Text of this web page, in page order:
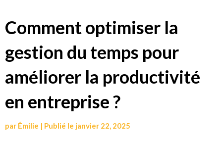
Aller
au
contenu
Comment optimiser la
gestion du temps pour
améliorer la productivité
en entreprise ?
par Émilie | Publié le janvier 22, 2025